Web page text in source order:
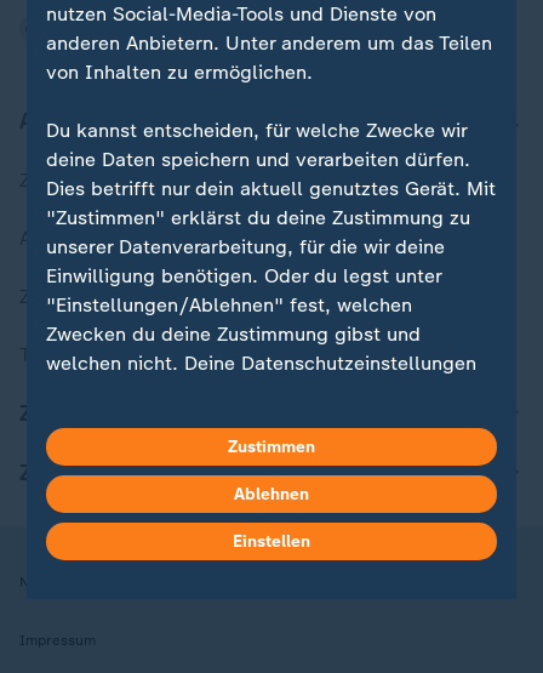
Aktuell bei ZDFheute
Zuletzt veröffentlicht
Aktuelle Sendungs-Videos
ZDFheute Stories
Themen im Überblick
ZDFheute Apps
Nutzungsbedingungen
Impressum
nutzen Social-Media-Tools und Dienste von
anderen Anbietern. Unter anderem um das Teilen
von Inhalten zu ermöglichen.
Du kannst entscheiden, für welche Zwecke wir
deine Daten speichern und verarbeiten dürfen.
Dies betrifft nur dein aktuell genutztes Gerät. Mit
"Zustimmen" erklärst du deine Zustimmung zu
unserer Datenverarbeitung, für die wir deine
Einwilligung benötigen. Oder du legst unter
"Einstellungen/Ablehnen" fest, welchen
Zwecken du deine Zustimmung gibst und
welchen nicht. Deine Datenschutzeinstellungen
Hier findest du das Impressum.
Weitere Informationen findest du in unserer
Datenschutzerklärung.
Zustimmen
Ablehnen
Einstellen